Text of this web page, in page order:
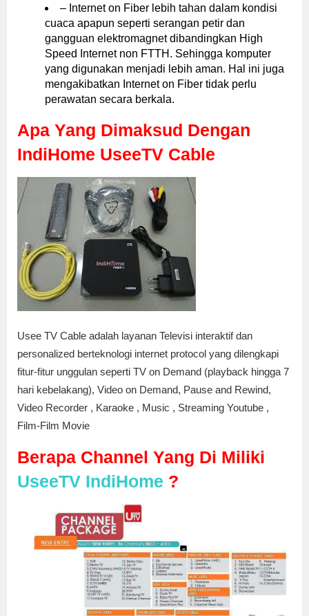
– Internet on Fiber lebih tahan dalam kondisi
cuaca apapun seperti serangan petir dan
gangguan elektromagnet dibandingkan High
Speed Internet non FTTH. Sehingga komputer
yang digunakan menjadi lebih aman. Hal ini juga
mengakibatkan Internet on Fiber tidak perlu
perawatan secara berkala.
Apa Yang Dimaksud Dengan
IndiHome UseeTV Cable
Usee TV Cable adalah layanan Televisi interaktif dan
personalized berteknologi internet protocol yang dilengkapi
fitur-fitur unggulan seperti TV on Demand (playback hingga 7
hari kebelakang), Video on Demand, Pause and Rewind,
Video Recorder , Karaoke , Music , Streaming Youtube ,
Film-Film Movie
Berapa Channel Yang Di Miliki
UseeTV IndiHome ?